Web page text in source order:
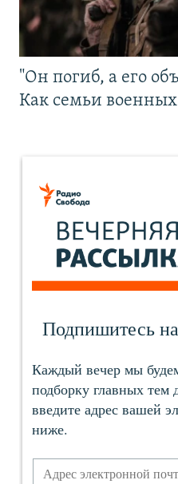
"Он погиб, а его
Как семьи